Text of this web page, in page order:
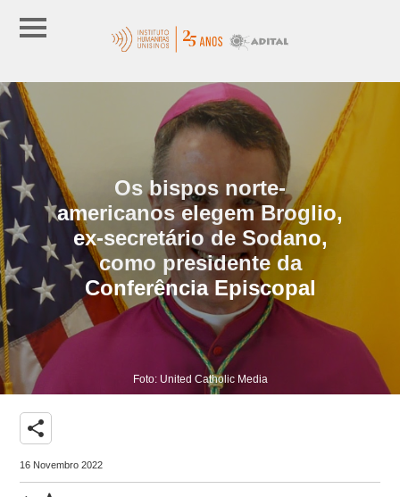
Os bispos norte-
americanos elegem Broglio,
ex-secretário de Sodano,
como presidente da
Conferência Episcopal
Foto: United Catholic Media
share
16 Novembro 2022